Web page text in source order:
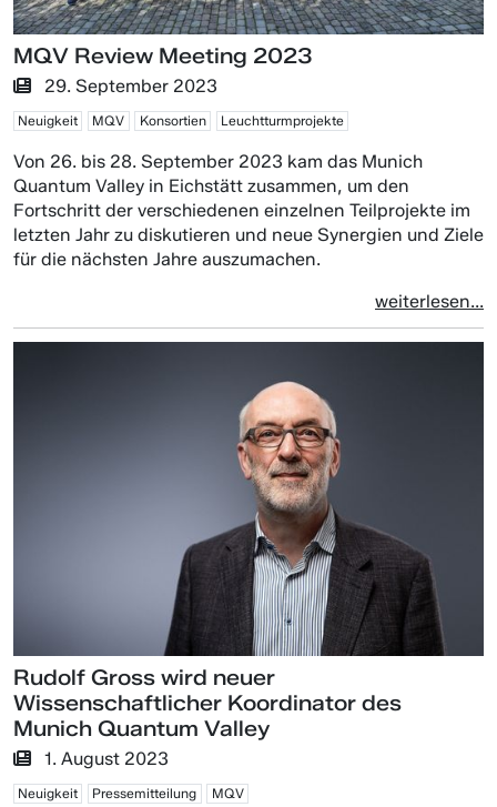
MQV Review Meeting 2023
29. September 2023
Neuigkeit MQV Konsortien Leuchtturmprojekte
Von 26. bis 28. September 2023 kam das Munich
Quantum Valley in Eichstätt zusammen, um den
Fortschritt der verschiedenen einzelnen Teilprojekte im
letzten Jahr zu diskutieren und neue Synergien und Ziele
für die nächsten Jahre auszumachen.
weiterlesen...
Rudolf Gross wird neuer
Wissenschaftlicher Koordinator des
Munich Quantum Valley
1. August 2023
Neuigkeit Pressemitteilung MQV